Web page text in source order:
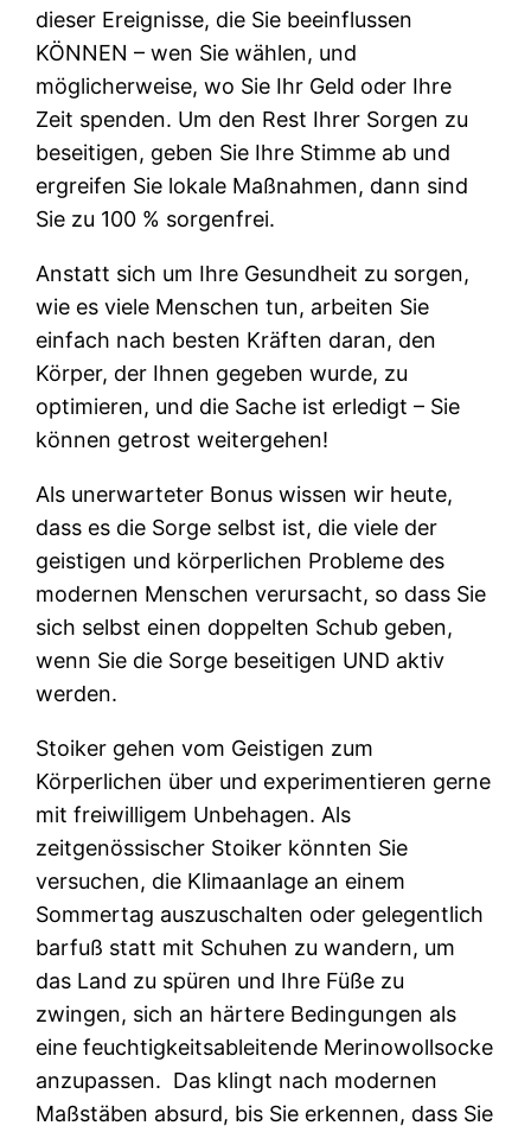
dieser Ereignisse, die Sie beeinflussen
KÖNNEN – wen Sie wählen, und
möglicherweise, wo Sie Ihr Geld oder Ihre
Zeit spenden. Um den Rest Ihrer Sorgen zu
beseitigen, geben Sie Ihre Stimme ab und
ergreifen Sie lokale Maßnahmen, dann sind
Sie zu 100 % sorgenfrei.
Anstatt sich um Ihre Gesundheit zu sorgen,
wie es viele Menschen tun, arbeiten Sie
einfach nach besten Kräften daran, den
Körper, der Ihnen gegeben wurde, zu
optimieren, und die Sache ist erledigt – Sie
können getrost weitergehen!
Als unerwarteter Bonus wissen wir heute,
dass es die Sorge selbst ist, die viele der
geistigen und körperlichen Probleme des
modernen Menschen verursacht, so dass Sie
sich selbst einen doppelten Schub geben,
wenn Sie die Sorge beseitigen UND aktiv
werden.
Stoiker gehen vom Geistigen zum
Körperlichen über und experimentieren gerne
mit freiwilligem Unbehagen. Als
zeitgenössischer Stoiker könnten Sie
versuchen, die Klimaanlage an einem
Sommertag auszuschalten oder gelegentlich
barfuß statt mit Schuhen zu wandern, um
das Land zu spüren und Ihre Füße zu
zwingen, sich an härtere Bedingungen als
eine feuchtigkeitsableitende Merinowollsocke
anzupassen. Das klingt nach modernen
Maßstäben absurd, bis Sie erkennen, dass Sie